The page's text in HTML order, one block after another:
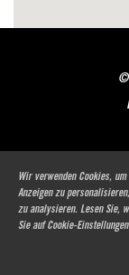
©
Wir verwenden Cookies,
Anzeigen zu
zu analysieren. Lesen Sie,
Sie auf Cookie-